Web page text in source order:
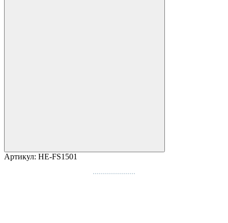
Артикул: HE-FS1501